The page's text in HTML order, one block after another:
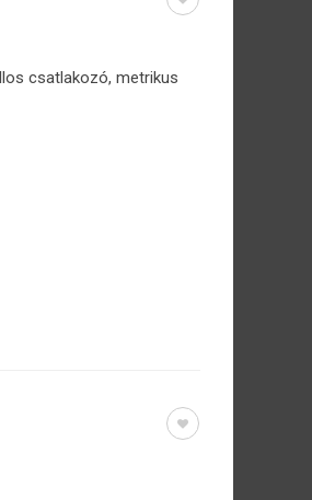
csatlakozó, metrikus